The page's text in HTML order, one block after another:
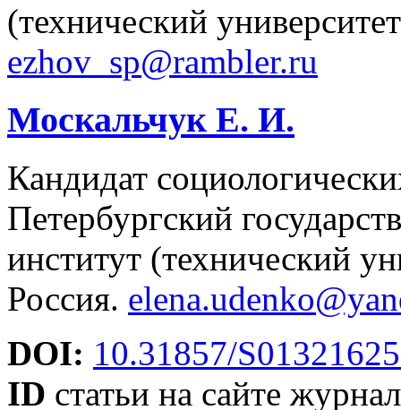
(технический
ezhov_sp@rambler.ru
Москальчук Е. И.
Кандидат
Петербургский
институт (технический
Россия.
DOI: 10.31857/
ID статьи на сайте